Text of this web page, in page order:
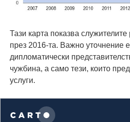
Тази карта показва
през 2016-та. Важно уточнение
дипломатически
чужбина, а само тези, които
услуги.